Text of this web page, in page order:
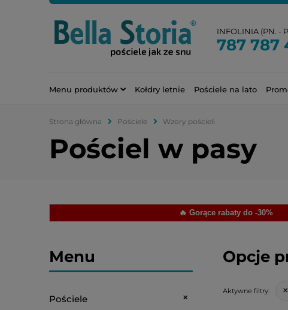
INFOLINIA (PN. -
787 787
Menu produktów Kołdry letnie Pościele na lato
Strona główna Pościele Wzory pościeli
Pościel w pasy
🔥 Gorące rabaty do -30%
Menu
Pościele
Opcje
Aktywne filtry: